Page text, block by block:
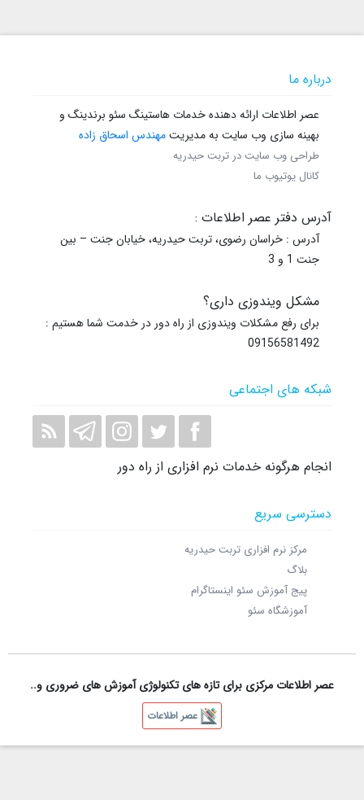
درباره ما
عصر اطلاعات ارائه دهنده خدمات هاستینگ سئو برندینگ و
بهینه سازی وب سایت به مدیریتمهندس اسحاق زاده
طراحی وب سایت در تربت حیدریه
کانال یوتیوب ما
آدرس دفتر عصر اطلاعات :
آدرس : خراسان رضوی، تربت حیدریه، خیابان جنت – بین
جنت 1 و 3
مشکل ویندوزی داری؟
برای رفع مشکلات ویندوزی از راه دور در خدمت شما هستیم :
09156581492
شبکه های اجتماعی
انجام هرگونه خدمات نرم افزاری از راه دور
دسترسی سریع
مرکز نرم افزاری تربت حیدریه
بلاگ
پیج آموزش سئو اینستاگرام
آموزشگاه سئو
عصر اطلاعات مرکزی برای تازه های تکنولوژی آموزش های ضروری و..
عصر اطلاعات